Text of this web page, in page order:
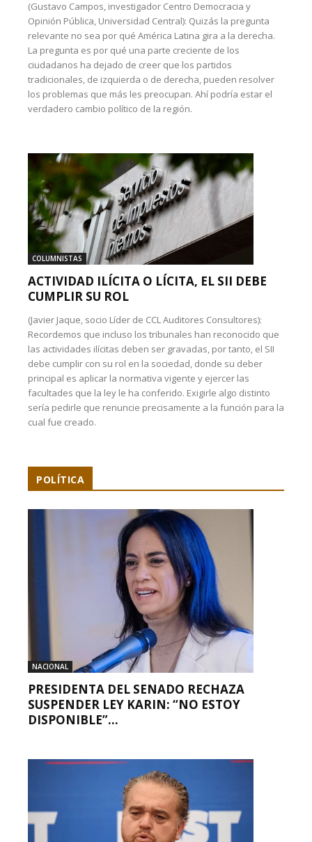
(Gustavo Campos, investigador Centro Democracia y
Opinión Pública, Universidad Central): Quizás la pregunta
relevante no sea por qué América Latina gira a la derecha.
La pregunta es por qué una parte creciente de los
ciudadanos ha dejado de creer que los partidos
tradicionales, de izquierda o de derecha, pueden resolver
los problemas que más les preocupan. Ahí podría estar el
verdadero cambio político de la región.
COLUMNISTAS
ACTIVIDAD ILÍCITA O LÍCITA, EL SII DEBE
CUMPLIR SU ROL
(Javier Jaque, socio Líder de CCL Auditores Consultores):
Recordemos que incluso los tribunales han reconocido que
las actividades ilícitas deben ser gravadas, por tanto, el SII
debe cumplir con su rol en la sociedad, donde su deber
principal es aplicar la normativa vigente y ejercer las
facultades que la ley le ha conferido. Exigirle algo distinto
sería pedirle que renuncie precisamente a la función para la
cual fue creado.
POLÍTICA
NACIONAL
PRESIDENTA DEL SENADO RECHAZA
SUSPENDER LEY KARIN: “NO ESTOY
DISPONIBLE”...